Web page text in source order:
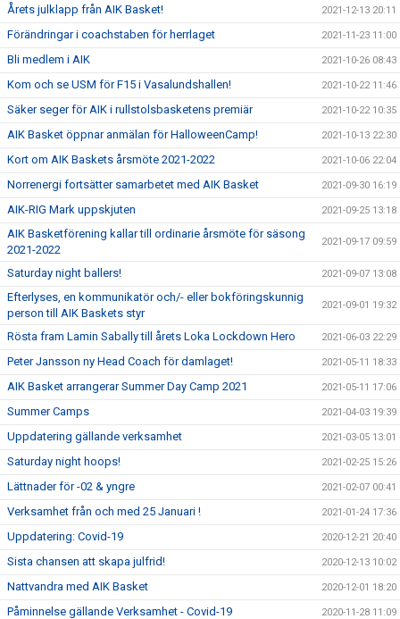
Årets julklapp från AIK Basket! 2021-12-13 20:11
Förändringar i coachstaben för herrlaget 2021-11-23 11:00
Bli medlem i AIK 2021-10-26 08:43
Kom och se USM för F15 i Vasalundshallen! 2021-10-22 11:46
Säker seger för AIK i rullstolsbasketens premiär 2021-10-22 10:35
AIK Basket öppnar anmälan för HalloweenCamp! 2021-10-13 22:30
Kort om AIK Baskets årsmöte 2021-2022 2021-10-06 22:04
Norrenergi fortsätter samarbetet med AIK Basket 2021-09-30 16:19
AIK-RIG Mark uppskjuten 2021-09-25 13:18
AIK Basketförening kallar till ordinarie årsmöte för säsong
2021-2022
2021-09-17 09:59
Saturday night ballers! 2021-09-07 13:08
Efterlyses, en kommunikatör och/- eller bokföringskunnig
person till AIK Baskets styr
2021-09-01 19:32
Rösta fram Lamin Sabally till årets Loka Lockdown Hero 2021-06-03 22:29
Peter Jansson ny Head Coach för damlaget! 2021-05-11 18:33
AIK Basket arrangerar Summer Day Camp 2021 2021-05-11 17:06
Summer Camps 2021-04-03 19:39
Uppdatering gällande verksamhet 2021-03-05 13:01
Saturday night hoops! 2021-02-25 15:26
Lättnader för -02 & yngre 2021-02-07 00:41
Verksamhet från och med 25 Januari ! 2021-01-24 17:36
Uppdatering: Covid-19 2020-12-21 20:40
Sista chansen att skapa julfrid! 2020-12-13 10:02
Nattvandra med AIK Basket 2020-12-01 18:20
Påminnelse gällande Verksamhet - Covid-19 2020-11-28 11:09